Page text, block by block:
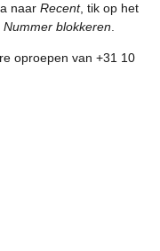
naar Recent, tik op het
Nummer blokkeren
oproepen van +31 10